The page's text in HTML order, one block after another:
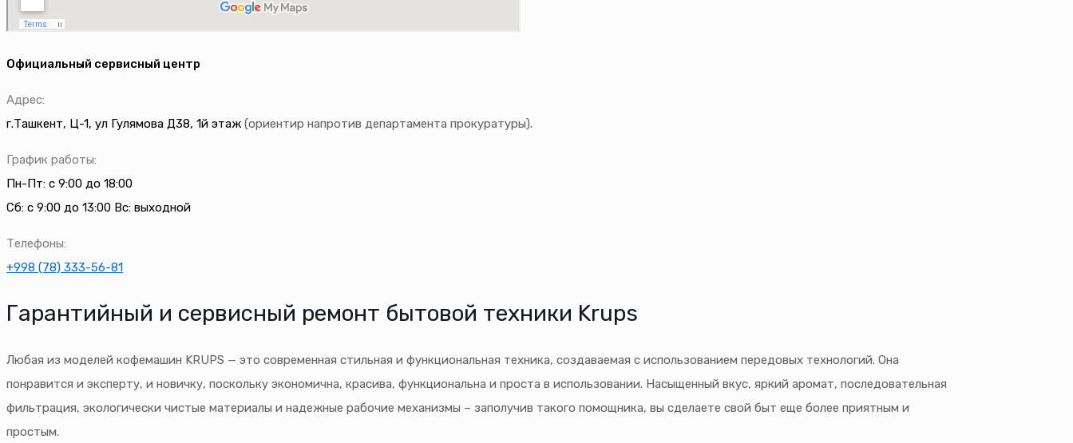
Официальный сервисный центр
Адрес:
г.Ташкент, Ц-1, ул Гулямова Д38, 1й этаж (ориентир напротив департамента прокуратуры).
График работы:
Пн-Пт: с 9:00 до 18:00
Сб: с 9:00 до 13:00 Вс: выходной
Телефоны:
+998 (78) 333-56-81
Гарантийный и сервисный ремонт бытовой техники Krups
Любая из моделей кофемашин KRUPS — это современная стильная и функциональная техника, создаваемая с использованием передовых технологий. Она
понравится и эксперту, и новичку, поскольку экономична, красива, функциональна и проста в использовании. Насыщенный вкус, яркий аромат, последовательная
фильтрация, экологически чистые материалы и надежные рабочие механизмы – заполучив такого помощника, вы сделаете свой быт еще более приятным и
простым.